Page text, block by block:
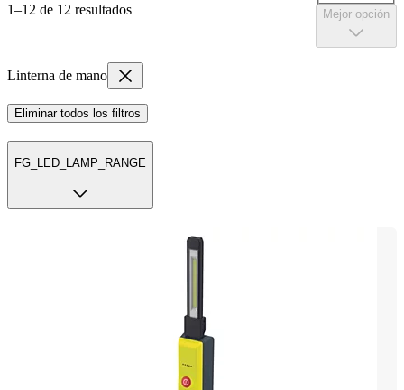
1–12 de 12 resultados Mejor opción
Linterna de mano
Eliminar todos los filtros
FG_LED_LAMP_RANGE